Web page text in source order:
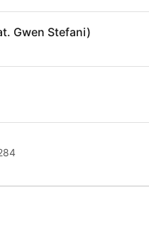
Gwen Stefani)